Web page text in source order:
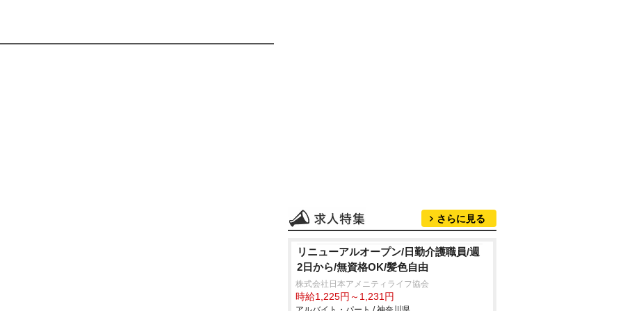
さらに見る
リニューアルオープン/日勤介護職員/週
2日から/無資格OK/髪色自由
株式会社日本アメニティライフ協会
時給1,225円～1,231円